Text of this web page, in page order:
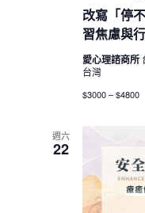
改寫「停
習焦慮與
愛心理諮商所
台灣
$3000 – $4800
週六
22